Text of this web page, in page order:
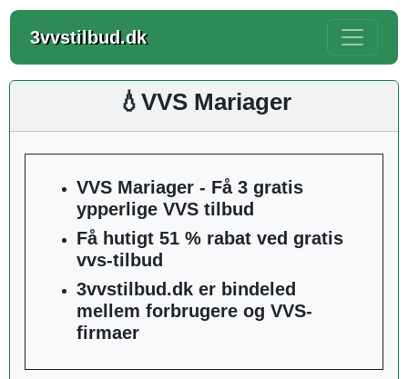
3vvstilbud.dk
💧VVS Mariager
VVS Mariager - Få 3 gratis
ypperlige VVS tilbud
Få hutigt 51 % rabat ved gratis
vvs-tilbud
3vvstilbud.dk er bindeled
mellem forbrugere og VVS-
firmaer